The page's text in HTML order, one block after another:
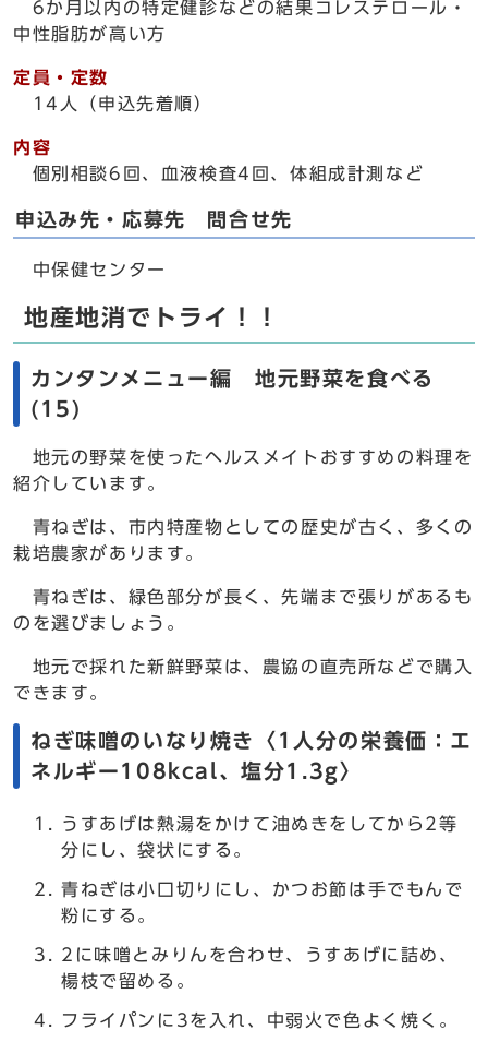
6か月以内の特定健診などの結果コレステロール・
中性脂肪が高い方
定員・定数
14人（申込先着順）
内容
個別相談6回、血液検査4回、体組成計測など
申込み先・応募先 問合せ先
中保健センター
地産地消でトライ！！
カンタンメニュー編 地元野菜を食べる
(15)
地元の野菜を使ったヘルスメイトおすすめの料理を
紹介しています。
青ねぎは、市内特産物としての歴史が古く、多くの
栽培農家があります。
青ねぎは、緑色部分が長く、先端まで張りがあるも
のを選びましょう。
地元で採れた新鮮野菜は、農協の直売所などで購入
できます。
ねぎ味噌のいなり焼き〈1人分の栄養価：エ
ネルギー108kcal、塩分1.3g〉
うすあげは熱湯をかけて油ぬきをしてから2等
分にし、袋状にする。
青ねぎは小口切りにし、かつお節は手でもんで
粉にする。
2に味噌とみりんを合わせ、うすあげに詰め、
楊枝で留める。
フライパンに3を入れ、中弱火で色よく焼く。